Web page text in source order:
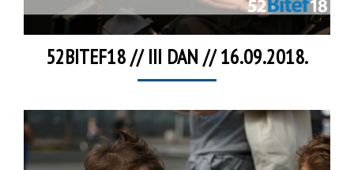
52BITEF18 // III DAN // 16.09.2018.